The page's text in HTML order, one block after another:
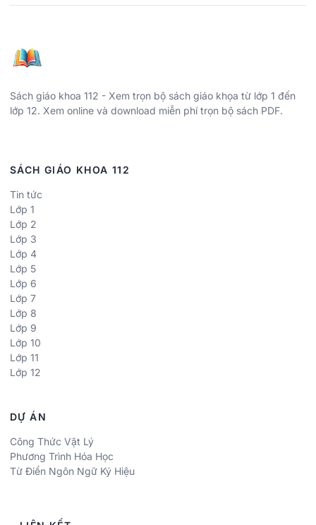
Sách giáo khoa 112 - Xem trọn bộ sách giáo khọa từ lớp 1 đến
lớp 12. Xem online và download miễn phí trọn bộ sách PDF.
SÁCH GIÁO KHOA 112
Tin tức
Lớp 1
Lớp 2
Lớp 3
Lớp 4
Lớp 5
Lớp 6
Lớp 7
Lớp 8
Lớp 9
Lớp 10
Lớp 11
Lớp 12
DỰ ÁN
Công Thức Vật Lý
Phương Trình Hóa Học
Từ Điển Ngôn Ngữ Ký Hiệu